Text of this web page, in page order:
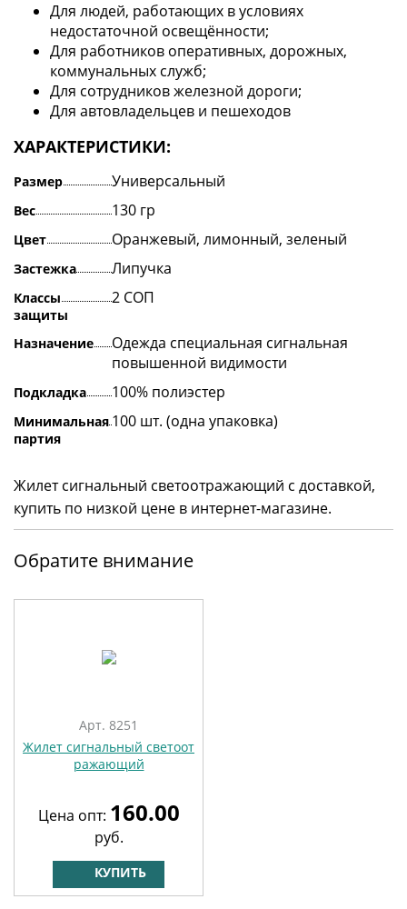
Для людей, работающих в условиях
недостаточной освещённости;
Для работников оперативных, дорожных,
коммунальных служб;
Для сотрудников железной дороги;
Для автовладельцев и пешеходов
ХАРАКТЕРИСТИКИ:
Размер Универсальный
Вес 130 гр
Цвет Оранжевый, лимонный, зеленый
Застежкa Липучка
Классы
защиты
2 СОП
Назначение
Одежда специальная сигнальная
повышенной видимости
Подкладка 100% полиэстер
Минимальная
партия
100 шт. (одна упаковка)
Жилет сигнальный светоотражающий с доставкой,
купить по низкой цене в интернет-магазине.
Обратите внимание
Арт. 8251
Жилет сигнальный светоот
ражающий
Цена опт: 160.00
руб.
КУПИТЬ